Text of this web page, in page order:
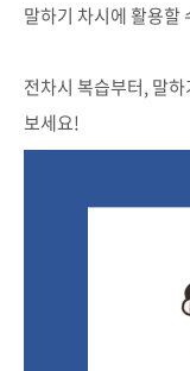
말하기 차시에 활용할
전차시 복습부터, 말
보세요!